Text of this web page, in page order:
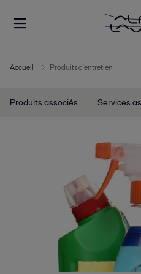
Accueil Produits d'entretien
Produits associés Services